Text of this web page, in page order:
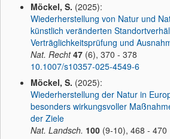
Möckel, S. (2025):
Wiederherstellung von Natur und
künstlich veränderten
Verträglichkeitsprüfung und
Nat. Recht 47 (6), 370 - 378
10.1007/s10357-025-4549-6
Möckel, S. (2025):
Wiederherstellung der Natur in
besonders wirkungsvoller
der Ziele
Nat. Landsch. 100 (9-10), 468 - 470